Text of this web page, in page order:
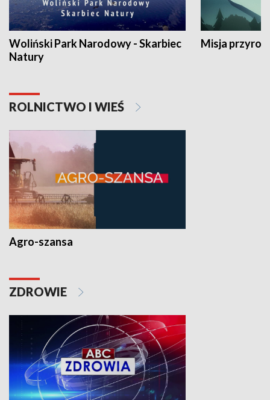
Woliński Park Narodowy - Skarbiec
Natury
Misja
ROLNICTWO I WIEŚ
Agro-szansa
ZDROWIE